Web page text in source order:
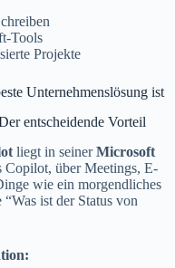
Tools
Projekte
Unternehmenslösung ist
entscheidende Vorteil
liegt in seinerMicrosoft
Copilot, über Meetings, E-
wie ein morgendliches
ist der Status von